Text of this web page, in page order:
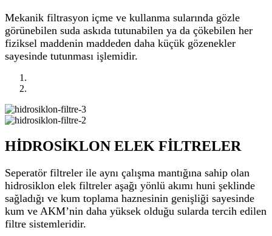
Mekanik filtrasyon içme ve kullanma sularında gözle
görünebilen suda askıda tutunabilen ya da çökebilen her
fiziksel maddenin maddeden daha küçük gözenekler
sayesinde tutunması işlemidir.
HİDROSİKLON ELEK FİLTRELER
Seperatör filtreler ile aynı çalışma mantığına sahip olan
hidrosiklon elek filtreler aşağı yönlü akımı huni şeklinde
sağladığı ve kum toplama haznesinin genişliği sayesinde
kum ve AKM’nin daha yüksek olduğu sularda tercih edilen
filtre sistemleridir.